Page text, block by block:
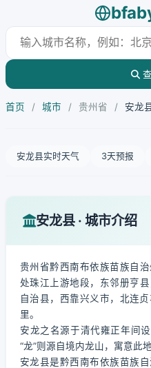
查
首页 / 城市 / 贵州省 / 安龙
安龙县实时天气 3天预报
安龙县 · 城市介绍
贵州省黔西南布依族苗族自
处珠江上游地段，东邻册亨
自治县，西靠兴义市，北连
里。
安龙之名源于清代雍正年间
“龙”则源自境内龙山，寓意此
安龙县是黔西南布依族苗族